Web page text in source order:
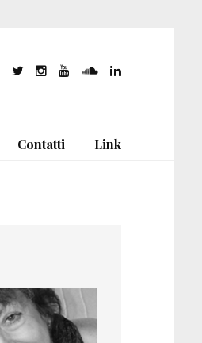
Contatti Link